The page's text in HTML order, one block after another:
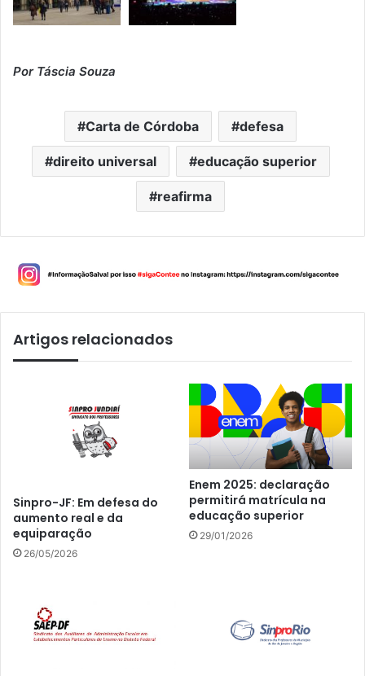
Por Táscia Souza
Carta de Córdoba defesa
direito universal educação superior
reafirma
Artigos relacionados
Sinpro-JF: Em defesa do
aumento real e da
equiparação
26/05/2026
Enem 2025: declaração
permitirá matrícula na
educação superior
29/01/2026